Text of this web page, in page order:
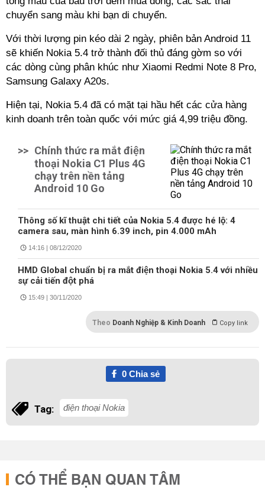
chuyển sang màu khi bạn di chuyển.
Với thời lượng pin kéo dài 2 ngày, phiên bản Android 11
sẽ khiến Nokia 5.4 trở thành đối thủ đáng gờm so với
các dòng cùng phân khúc như Xiaomi Redmi Note 8 Pro,
Samsung Galaxy A20s.
Hiện tại, Nokia 5.4 đã có mặt tại hầu hết các cửa hàng
kinh doanh trên toàn quốc với mức giá 4,99 triệu đồng.
>> Chính thức ra mắt điện
thoại Nokia C1 Plus 4G
chạy trên nền tảng
Android 10 Go
Thông số kĩ thuật chi tiết của Nokia 5.4 được hé lộ: 4
camera sau, màn hình 6.39 inch, pin 4.000 mAh
14:16 | 08/12/2020
HMD Global chuẩn bị ra mắt điện thoại Nokia 5.4 với nhiều
sự cải tiến đột phá
15:49 | 30/11/2020
Theo Doanh Nghiệp & Kinh Doanh Copy link
0Chia sẻ
Tag: điện thoại Nokia
CÓ THỂ BẠN QUAN TÂM